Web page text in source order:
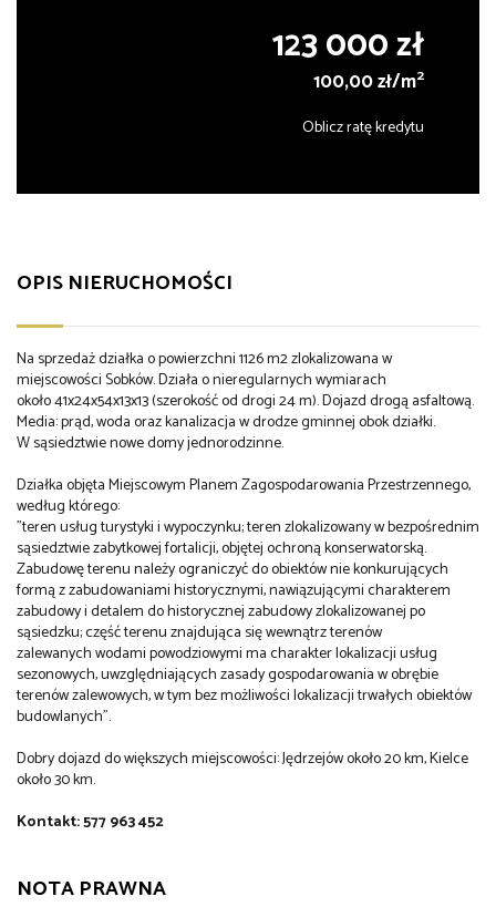
123 000 zł
100,00 zł/m2
Oblicz ratę kredytu
OPIS NIERUCHOMOŚCI
Na sprzedaż działka o powierzchni 1126 m2 zlokalizowana w
miejscowości Sobków. Działa o nieregularnych wymiarach
około 41x24x54x13x13 (szerokość od drogi 24 m). Dojazd drogą asfaltową.
Media: prąd, woda oraz kanalizacja w drodze gminnej obok działki.
W sąsiedztwie nowe domy jednorodzinne.
Działka objęta Miejscowym Planem Zagospodarowania Przestrzennego,
według którego:
"teren usług turystyki i wypoczynku; teren zlokalizowany w bezpośrednim
sąsiedztwie zabytkowej fortalicji, objętej ochroną konserwatorską.
Zabudowę terenu należy ograniczyć do obiektów nie konkurujących
formą z zabudowaniami historycznymi, nawiązującymi charakterem
zabudowy i detalem do historycznej zabudowy zlokalizowanej po
sąsiedzku; część terenu znajdująca się wewnątrz terenów
zalewanych wodami powodziowymi ma charakter lokalizacji usług
sezonowych, uwzględniających zasady gospodarowania w obrębie
terenów zalewowych, w tym bez możliwości lokalizacji trwałych obiektów
budowlanych".
Dobry dojazd do większych miejscowości: Jędrzejów około 20 km, Kielce
około 30 km.
Kontakt: 577 963 452
NOTA PRAWNA